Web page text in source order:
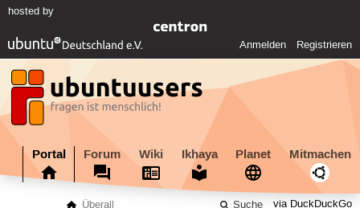
hosted by
Anmelden Registrieren
Portal Forum Wiki Ikhaya Planet Mitmachen
via DuckDuckGo